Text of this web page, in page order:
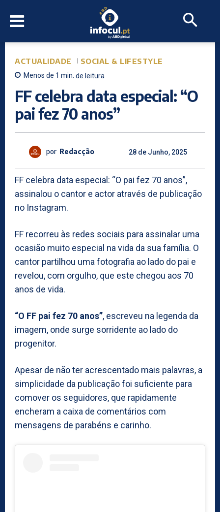
ACTUALIDADE SOCIAL & LIFESTYLE
Menos de 1 min. de leitura
FF celebra data especial: “O
pai fez 70 anos”
por Redacção 28 de Junho, 2025
FF celebra data especial: “O pai fez 70 anos”,
assinalou o cantor e actor através de publicação
no Instagram.
FF recorreu às redes sociais para assinalar uma
ocasião muito especial na vida da sua família. O
cantor partilhou uma fotografia ao lado do pai e
revelou, com orgulho, que este chegou aos 70
anos de vida.
“O FF pai fez 70 anos”, escreveu na legenda da
imagem, onde surge sorridente ao lado do
progenitor.
Apesar de não ter acrescentado mais palavras, a
simplicidade da publicação foi suficiente para
comover os seguidores, que rapidamente
encheram a caixa de comentários com
mensagens de parabéns e carinho.